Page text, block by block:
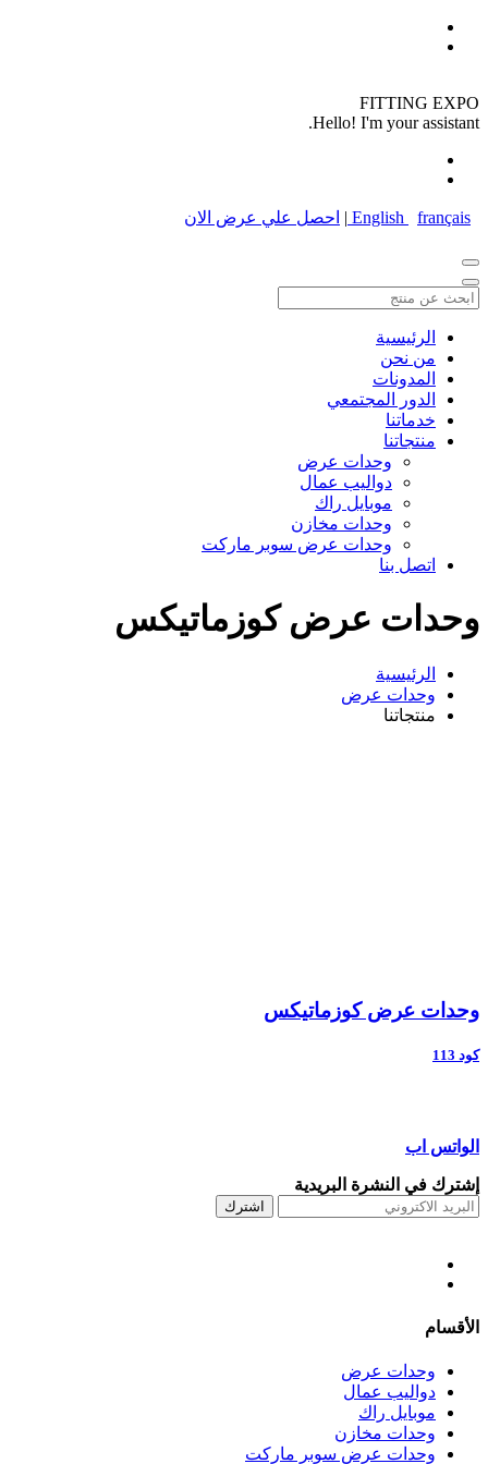
FITTING EXPO
Hello! I'm your assistant.
English français
| احصل علي عرض الان
الرئيسية
من نحن
المدونات
الدور المجتمعي
خدماتنا
منتجاتنا
وحدات عرض
دواليب عمال
موبايل راك
وحدات مخازن
وحدات عرض سوبر ماركت
اتصل بنا
وحدات عرض كوزماتيكس
الرئيسية
وحدات عرض
منتجاتنا
وحدات عرض كوزماتيكس
كود 113
الواتس اب
إشترك في النشرة البريدية
اشترك
الأقسام
وحدات عرض
دواليب عمال
موبايل راك
وحدات مخازن
وحدات عرض سوبر ماركت